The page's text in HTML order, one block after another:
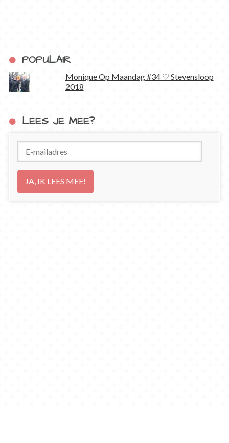
POPULAIR
Monique Op Maandag #34 ♡ Stevensloop
2018
LEES JE MEE?
mailadres